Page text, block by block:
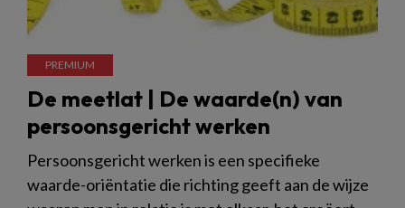
De meetlat | De waarde(n) van
persoonsgericht werken
Persoonsgericht werken is een specifieke
waarde-oriëntatie die richting geeft aan de wijze